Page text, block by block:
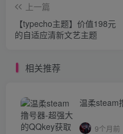
上一篇
【typecho主题】价值198元
的自适应清新文艺主题
相关推荐
温柔steam
9个月前